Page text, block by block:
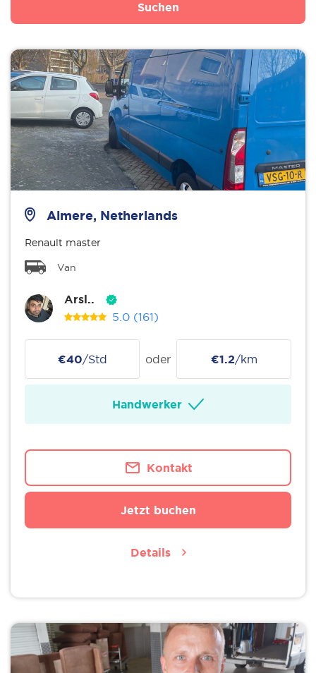
Suchen
Almere, Netherlands
Renault master
Van
Arsl..
5.0 (161)
€40/Std oder €1.2/km
Handwerker
Kontakt
Jetzt buchen
Details